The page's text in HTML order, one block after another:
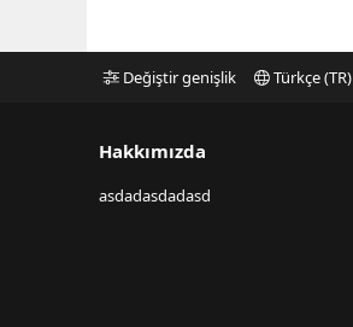
Değiştir genişlik Türkçe (TR)
Hakkımızda
asdadasdadasd